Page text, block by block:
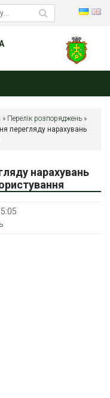
» Перелік розпоряджень »
перегляду нарахувань
нарахувань